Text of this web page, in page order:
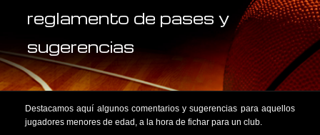
reglamento de pases y
sugerencias
Destacamos aquí algunos comentarios y sugerencias para aquellos
jugadores menores de edad, a la hora de fichar para un club.